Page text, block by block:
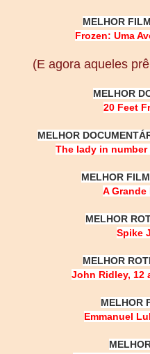
MELHOR
Frozen: Uma
(E agora aqueles
MELHOR
20 Feet
MELHOR
The lady in
MELHOR
A Grande
MELHOR
Spike
MELHOR
John Ridley, 12
MELHOR
Emmanuel